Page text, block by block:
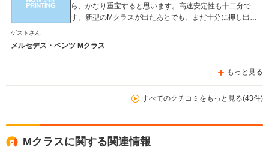
ら、かなり重宝すると思います。高速安定性も十二分で
す。新型のMクラスが出たあとでも、まだ十分に押し出し
ゲストさん
メルセデス・ベンツ Mクラス
もっと見る
すべてのクチコミをもっと見る(43件)
Mクラスに関する関連情報